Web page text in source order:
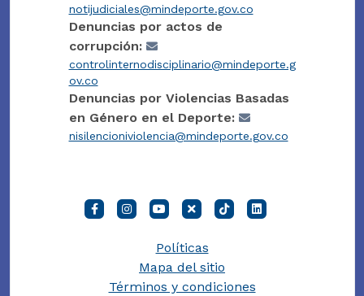
notijudiciales@mindeporte.gov.co
Denuncias por actos de
corrupción:
controlinternodisciplinario@mindeporte.g
ov.co
Denuncias por Violencias Basadas
en Género en el Deporte:
nisilencioniviolencia@mindeporte.gov.co
Políticas
Mapa del sitio
Términos y condiciones